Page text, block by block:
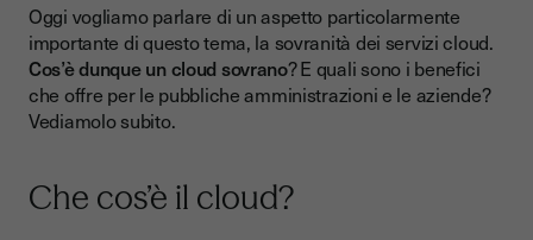
Oggi vogliamo parlare di un aspetto particolarmente
importante di questo tema, la sovranità dei servizi cloud.
Cos’è dunque un cloud sovrano? E quali sono i benefici
che offre per le pubbliche amministrazioni e le aziende?
Vediamolo subito.
Che cos’è il cloud?